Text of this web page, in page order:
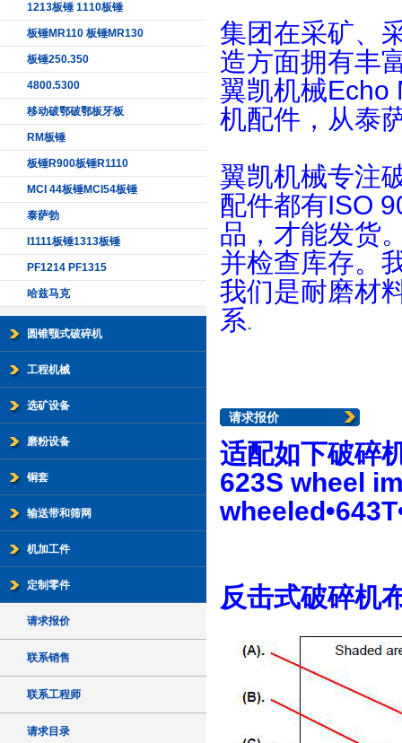
1213板锤 1110板锤
板锤MR110 板锤MR130
板锤250.350
4800.5300
移动破鄂破鄂板牙板
RM板锤
板锤R900板锤R1110
MCI 44板锤MCI54板锤
泰萨勃
I1111板锤1313板锤
PF1214 PF1315
哈兹马克
圆锥颚式破碎机
工程机械
选矿设备
磨粉设备
铜套
输送带和筛网
机加工件
定制零件
请求报价
联系销售
联系工程师
请求目录
集团在采矿、
造方面拥有丰
翼凯机械Echo
机配件，从泰
翼凯机械专注
配件都有ISO
品，才能发货
并检查库存。
我们是耐磨材
系.
请求报价
适配如下破碎
623S wheel
反击式破碎机